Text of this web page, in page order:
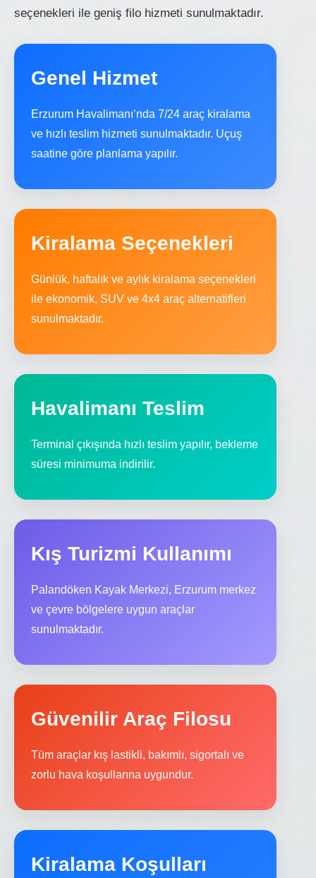
seçenekleri ile geniş filo hizmeti sunulmaktadır.
Genel Hizmet
Erzurum Havalimanı’nda 7/24 araç kiralama
ve hızlı teslim hizmeti sunulmaktadır. Uçuş
saatine göre planlama yapılır.
Kiralama Seçenekleri
Günlük, haftalık ve aylık kiralama seçenekleri
ile ekonomik, SUV ve 4x4 araç alternatifleri
sunulmaktadır.
Havalimanı Teslim
Terminal çıkışında hızlı teslim yapılır, bekleme
süresi minimuma indirilir.
Kış Turizmi Kullanımı
Palandöken Kayak Merkezi, Erzurum merkez
ve çevre bölgelere uygun araçlar
sunulmaktadır.
Güvenilir Araç Filosu
Tüm araçlar kış lastikli, bakımlı, sigortalı ve
zorlu hava koşullarına uygundur.
Kiralama Koşulları